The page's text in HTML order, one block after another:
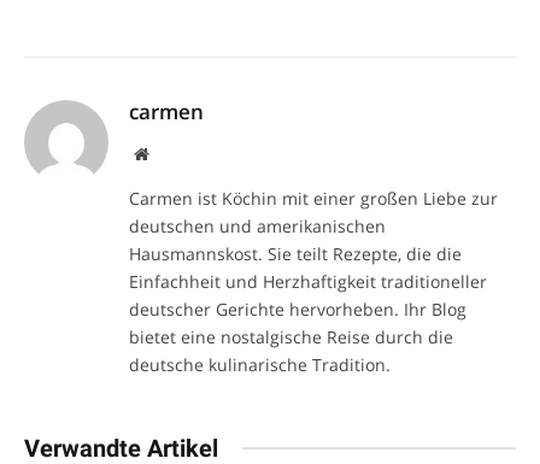
carmen
Website
Carmen ist Köchin mit einer großen Liebe zur
deutschen und amerikanischen
Hausmannskost. Sie teilt Rezepte, die die
Einfachheit und Herzhaftigkeit traditioneller
deutscher Gerichte hervorheben. Ihr Blog
bietet eine nostalgische Reise durch die
deutsche kulinarische Tradition.
Verwandte Artikel